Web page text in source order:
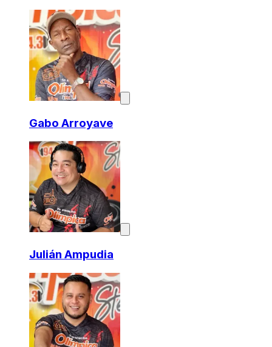
Gabo Arroyave
Julián Ampudia